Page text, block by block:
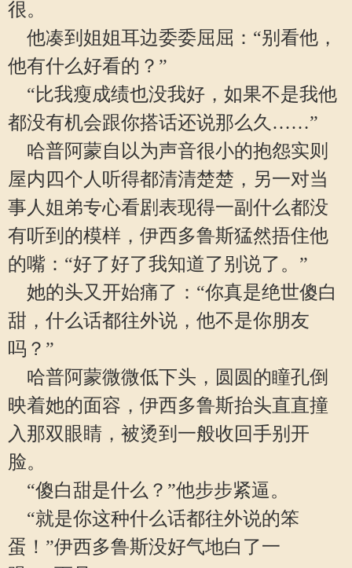
很。
他凑到姐姐耳边委委屈屈：“别看他，
他有什么好看的？”
“比我瘦成绩也没我好，如果不是我他
都没有机会跟你搭话还说那么久……”
哈普阿蒙自以为声音很小的抱怨实则
屋内四个人听得都清清楚楚，另一对当
事人姐弟专心看剧表现得一副什么都没
有听到的模样，伊西多鲁斯猛然捂住他
的嘴：“好了好了我知道了别说了。”
她的头又开始痛了：“你真是绝世傻白
甜，什么话都往外说，他不是你朋友
吗？”
哈普阿蒙微微低下头，圆圆的瞳孔倒
映着她的面容，伊西多鲁斯抬头直直撞
入那双眼睛，被烫到一般收回手别开
脸。
“傻白甜是什么？”他步步紧逼。
“就是你这种什么话都往外说的笨
蛋！”伊西多鲁斯没好气地白了一